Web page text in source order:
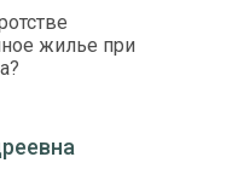
жилье при